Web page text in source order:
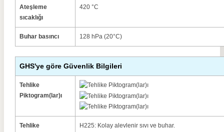
Ateşleme
sıcaklığı
420 °C
Buhar basıncı 128 hPa (20°C)
GHS'ye göre Güvenlik Bilgileri
Tehlike
Piktogram(lar)ı
Tehlike
H225: Kolay alevlenir sıvı ve buhar.